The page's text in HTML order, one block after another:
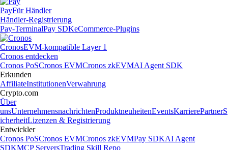
PayFür Händler
Händler-Registrierung
Pay-TerminalPay SDKeCommerce-Plugins
CronosEVM-kompatible Layer 1
Cronos entdecken
Cronos PoSCronos EVMCronos zkEVMAI Agent SDK
Erkunden
AffiliateInstitutionenVerwahrung
Crypto.com
Über
unsUnternehmensnachrichtenProduktneuheitenEventsKarrierePartnerS
icherheitLizenzen & Registrierung
Entwickler
Cronos PoSCronos EVMCronos zkEVMPay SDKAI Agent
SDKMCP ServersTrading Skill Repo